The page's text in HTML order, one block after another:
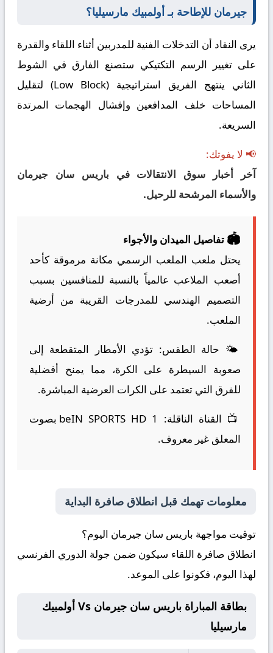
جيرمان للإطاحة بـ أولمبيك مارسيليا؟
يرى النقاد أن التدخلات الفنية للمدربين أثناء اللقاء والقدرة
على تغيير الرسم التكتيكي ستصنع الفارق في الشوط
الثاني ينتهج الفريق استراتيجية (Low Block) لتقليل
المساحات خلف المدافعين وإفشال الهجمات المرتدة
السريعة.
📢 لا يفوتك:
آخر أخبار سوق الانتقالات في باريس سان جيرمان
والأسماء المرشحة للرحيل.
🏟️ تفاصيل الميدان والأجواء
يحتل ملعب الملعب الرسمي مكانة مرموقة كأحد
أصعب الملاعب عالمياً بالنسبة للمنافسين بسبب
التصميم الهندسي للمدرجات القريبة من أرضية
الملعب.
🌤️ حالة الطقس: تؤدي الأمطار المتقطعة إلى
صعوبة السيطرة على الكرة، مما يمنح أفضلية
للفرق التي تعتمد على الكرات العرضية المباشرة.
📺 القناة الناقلة:
beIN SPORTS HD 1 بصوت
المعلق غير معروف.
معلومات تهمك قبل انطلاق صافرة البداية
توقيت مواجهة باريس سان جيرمان اليوم؟
انطلاق صافرة اللقاء سيكون ضمن جولة الدوري الفرنسي
لهذا اليوم، فكونوا على الموعد.
بطاقة المباراة باريس سان جيرمان Vs أولمبيك
مارسيليا